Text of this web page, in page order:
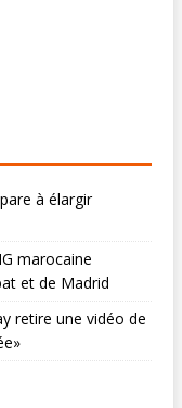
à élargir
marocaine
et de Madrid
retire une vidéo de